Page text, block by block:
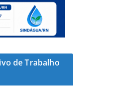
de Trabalho